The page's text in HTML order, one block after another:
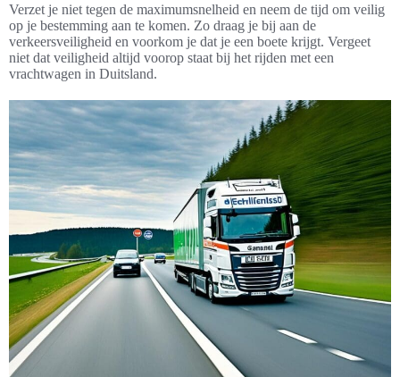
Verzet je niet tegen de maximumsnelheid en neem de tijd om veilig
op je bestemming aan te komen. Zo draag je bij aan de
verkeersveiligheid en voorkom je dat je een boete krijgt. Vergeet
niet dat veiligheid altijd voorop staat bij het rijden met een
vrachtwagen in Duitsland.